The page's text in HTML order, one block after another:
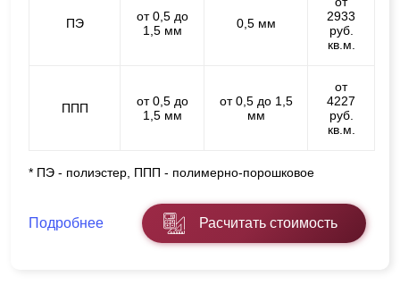
ПЭ
от 0,5 до
1,5 мм
0,5 мм
2933
руб.
кв.м.
ППП
от 0,5 до
1,5 мм
от 0,5 до 1,5
мм
от
4227
руб.
кв.м.
* ПЭ - полиэстер, ППП - полимерно-порошковое
Подробнее Расчитать стоимость